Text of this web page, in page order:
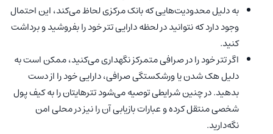
به دلیل محدودیت‌هایی که بانک مرکزی لحاظ می‌کند، این احتمال
وجود دارد که نتوانید در لحظه دارایی تتر خود را بفروشید و برداشت
کنید.
اگر تتر خود را در صرافی متمرکز نگهداری می‌کنید، ممکن است به
دلیل هک شدن یا ورشکستگی صرافی، دارایی خود را از دست
بدهید. در چنین شرایطی توصیه می‌شود تتر‌هایتان را به کیف پول
شخصی منتقل کرده و عبارات بازیابی آن را نیز در محلی امن
نگه‌دارید.